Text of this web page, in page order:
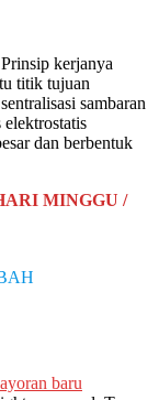
kerjanya
titik tujuan
sambaran
elektrostatis
dan berbentuk
MINGGU /
baru